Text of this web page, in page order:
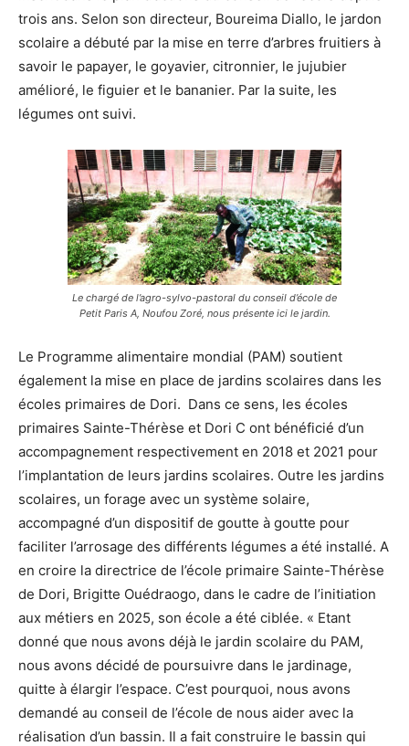
trois ans. Selon son directeur, Boureima Diallo, le jardon
scolaire a débuté par la mise en terre d’arbres fruitiers à
savoir le papayer, le goyavier, citronnier, le jujubier
amélioré, le figuier et le bananier. Par la suite, les
légumes ont suivi.
Le chargé de l’agro-sylvo-pastoral du conseil d’école de
Petit Paris A, Noufou Zoré, nous présente ici le jardin.
Le Programme alimentaire mondial (PAM) soutient
également la mise en place de jardins scolaires dans les
écoles primaires de Dori. Dans ce sens, les écoles
primaires Sainte-Thérèse et Dori C ont bénéficié d’un
accompagnement respectivement en 2018 et 2021 pour
l’implantation de leurs jardins scolaires. Outre les jardins
scolaires, un forage avec un système solaire,
accompagné d’un dispositif de goutte à goutte pour
faciliter l’arrosage des différents légumes a été installé. A
en croire la directrice de l’école primaire Sainte-Thérèse
de Dori, Brigitte Ouédraogo, dans le cadre de l’initiation
aux métiers en 2025, son école a été ciblée. « Etant
donné que nous avons déjà le jardin scolaire du PAM,
nous avons décidé de poursuivre dans le jardinage,
quitte à élargir l’espace. C’est pourquoi, nous avons
demandé au conseil de l’école de nous aider avec la
réalisation d’un bassin. Il a fait construire le bassin qui